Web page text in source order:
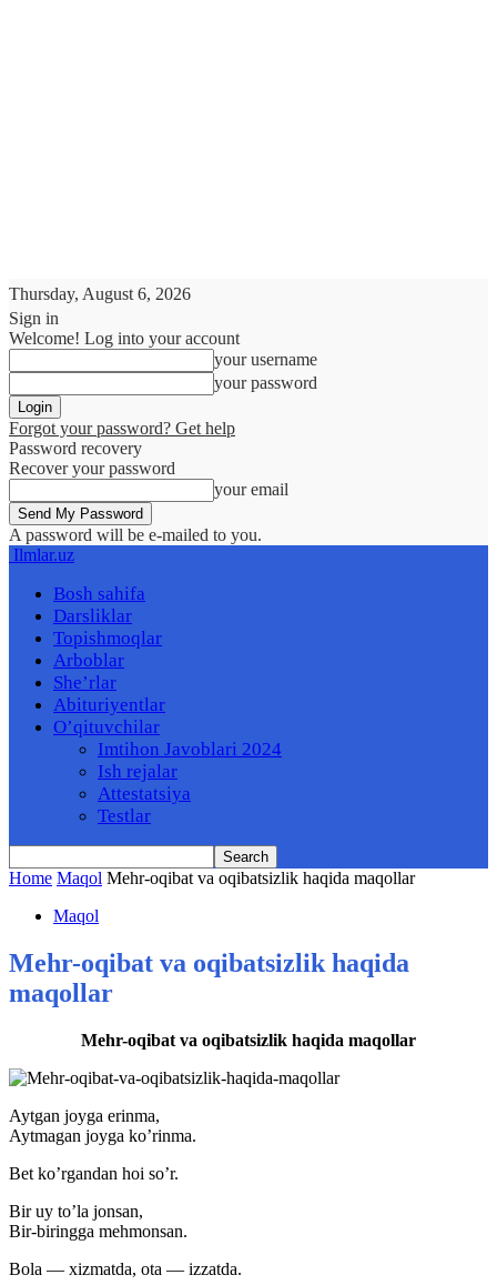
Thursday, August 6, 2026
Sign in
Welcome! Log into your account
your username
your password
Forgot your password? Get help
Password recovery
Recover your password
your email
A password will be e-mailed to you.
Ilmlar.uz
Bosh sahifa
Darsliklar
Topishmoqlar
Arboblar
She’rlar
Abituriyentlar
O’qituvchilar
Imtihon Javoblari 2024
Ish rejalar
Attestatsiya
Testlar
Home Maqol Mehr-oqibat va oqibatsizlik haqida maqollar
Maqol
Mehr-oqibat va oqibatsizlik haqida
maqollar
Mehr-oqibat va oqibatsizlik haqida maqollar
Aytgan joyga erinma,
Aytmagan joyga ko’rinma.
Bet ko’rgandan hoi so’r.
Bir uy to’la jonsan,
Bir-biringga mehmonsan.
Bola — xizmatda, ota — izzatda.